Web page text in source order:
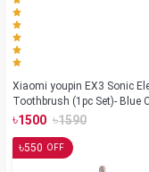
Xiaomi youpin EX3 Sonic
Toothbrush (1pc Set)- Blue
৳1500 ৳1590
৳550 OFF